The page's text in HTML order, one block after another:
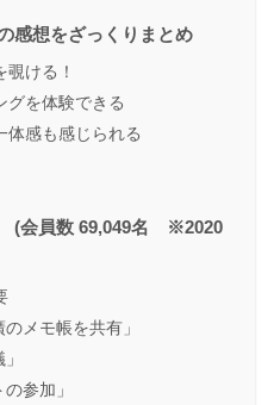
感想をざっくりまとめ
ける！
グを体験できる
体感も感じられる
(会員数 69,049名 ※2020
メモ帳を共有」
参加」